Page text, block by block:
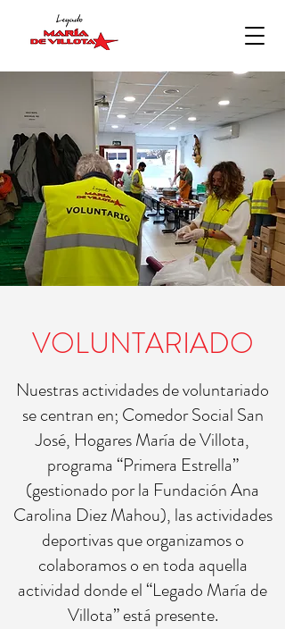
VOLUNTARIADO
Nuestras actividades de voluntariado
se centran en; Comedor Social San
José, Hogares María de Villota,
programa “Primera Estrella”
(gestionado por la Fundación Ana
Carolina Diez Mahou), las actividades
deportivas que organizamos o
colaboramos o en toda aquella
actividad donde el “Legado María de
Villota” está presente.